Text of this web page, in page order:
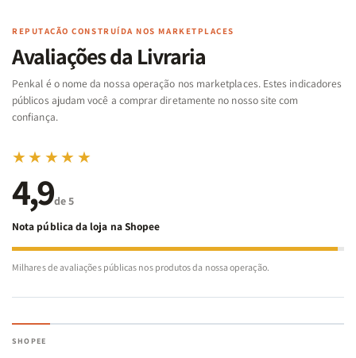
Famílias
Bíblia
-
Penkal
Famílias
da
Bíblia
-
Penkal
de
REPUTAÇÃO CONSTRUÍDA NOS MARKETPLACES
Avaliações da Livraria
Penkal é o nome da nossa operação nos marketplaces. Estes indicadores
públicos ajudam você a comprar diretamente no nosso site com
confiança.
★★★★★
4,9de 5
Nota pública da loja na Shopee
Milhares de avaliações públicas nos produtos da nossa operação.
SHOPEE